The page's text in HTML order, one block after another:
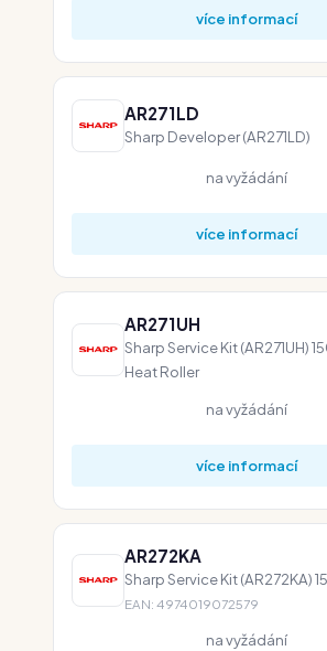
více informací
AR271LD
Sharp Developer (AR271LD)
na vyžádání
více informací
AR271UH
Sharp Service Kit (AR271UH)
Heat Roller
na vyžádání
více informací
AR272KA
Sharp Service Kit (AR272KA)
EAN: 4974019072579
na vyžádání